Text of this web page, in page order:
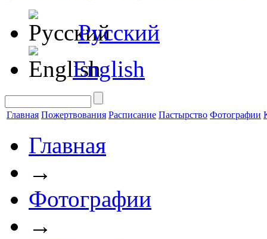
Русский
English
Главная Пожертвования Расписание Пастырство Фотографии
Главная
→
Фотографии
→